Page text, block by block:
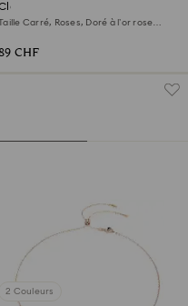
d'oreilles Stilla
Carré, Roses, Doré à l’or rose
CHF
2 Couleurs